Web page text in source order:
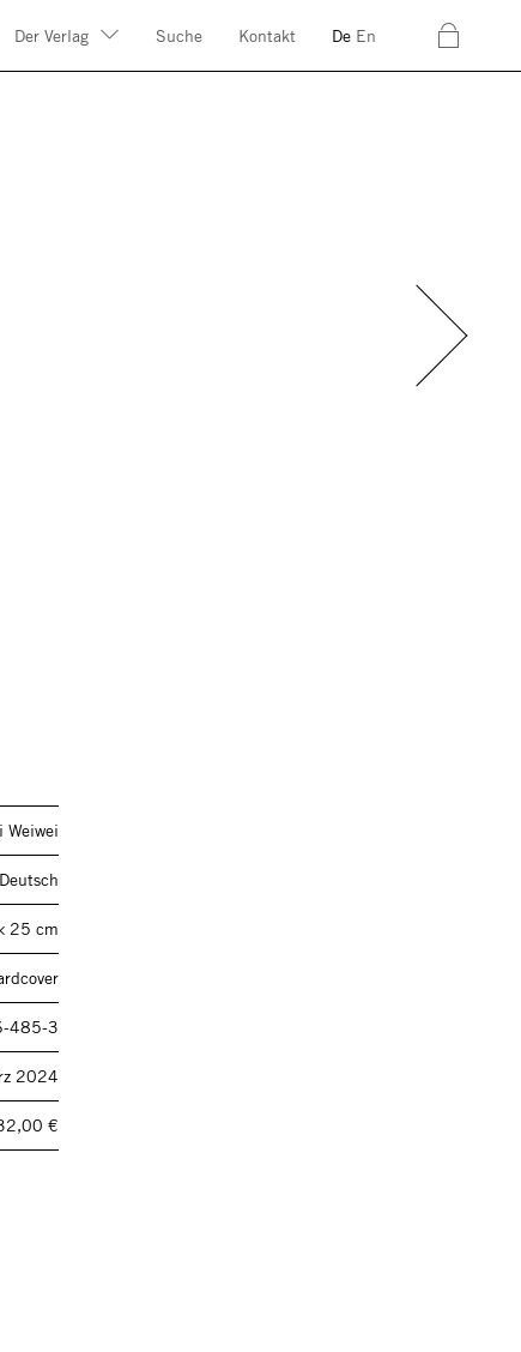
Der Verlag Suche Kontakt De En c
Deutsch
25 cm
485-3
2024
€